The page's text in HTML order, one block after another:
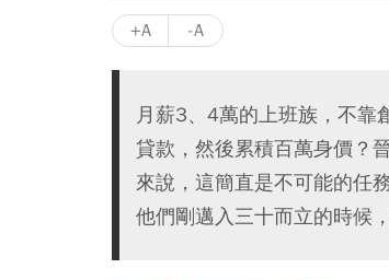
+A -A
月薪3、4萬的上班族，不
貸款，然後累積百萬身價？
來說，這簡直是不可能的任
他們剛邁入三十而立的時候